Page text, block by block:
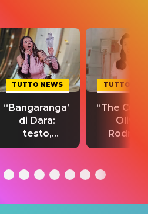
TUTTO NEWS
“Bangaranga”
di Dara:
testo,
traduzione e
del singolo
TUTTO
“The
Olivia
testo,